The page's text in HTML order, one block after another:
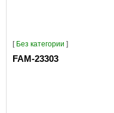
[ Без категории ]
FAM-23303